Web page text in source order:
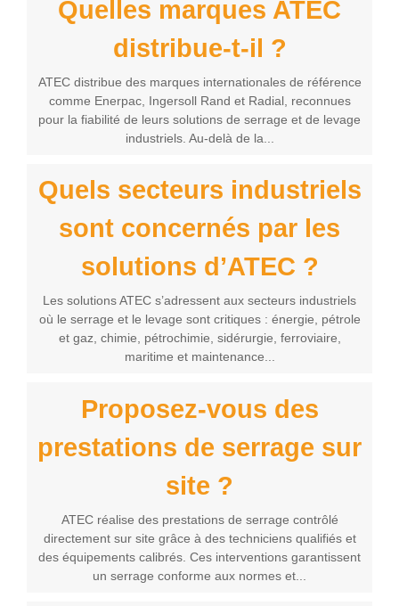
Quelles marques ATEC
distribue-t-il ?
ATEC distribue des marques internationales de référence
comme Enerpac, Ingersoll Rand et Radial, reconnues
pour la fiabilité de leurs solutions de serrage et de levage
industriels. Au-delà de la...
Quels secteurs industriels
sont concernés par les
solutions d’ATEC ?
Les solutions ATEC s’adressent aux secteurs industriels
où le serrage et le levage sont critiques : énergie, pétrole
et gaz, chimie, pétrochimie, sidérurgie, ferroviaire,
maritime et maintenance...
Proposez-vous des
prestations de serrage sur
site ?
ATEC réalise des prestations de serrage contrôlé
directement sur site grâce à des techniciens qualifiés et
des équipements calibrés. Ces interventions garantissent
un serrage conforme aux normes et...